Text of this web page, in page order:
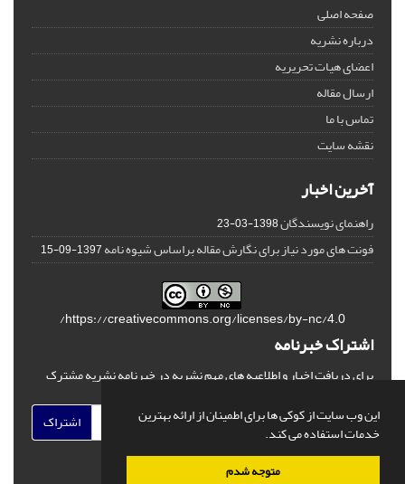
این وب سایت از کوکی ها برای اطمینان از ارائه بهترین
خدمات استفاده می کند.
متوجه شدم
صفحه اصلی
درباره نشریه
اعضای هیات تحریریه
ارسال مقاله
تماس با ما
نقشه سایت
آخرین اخبار
راهنمای نویسندگان1398-03-23
فونت های مورد نیاز برای نگارش مقاله براساس شیوه نامه1397-09-15
https://creativecommons.org/licenses/by-nc/4.0/
اشتراک خبرنامه
برای دریافت اخبار و اطلاعیه های مهم نشریه در خبرنامه نشریه مشترک
اشتراک